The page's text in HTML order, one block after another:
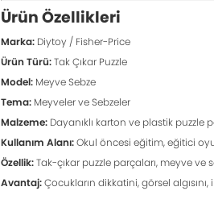
Ürün Özellikleri
Marka:Diytoy / Fisher-Price
Ürün Türü:Tak Çıkar Puzzle
Model:Meyve Sebze
Tema:Meyveler ve Sebzeler
Malzeme:Dayanıklı karton ve plastik puzzle
Kullanım Alanı:Okul öncesi eğitim, eğitici
Özellik:Tak-çıkar puzzle parçaları, meyve ve
Avantaj:Çocukların dikkatini, görsel